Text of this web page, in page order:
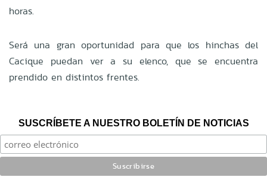
horas.
Será una gran oportunidad para que los hinchas del
Cacique puedan ver a su elenco, que se encuentra
prendido en distintos frentes.
SUSCRÍBETE A NUESTRO BOLETÍN DE NOTICIAS